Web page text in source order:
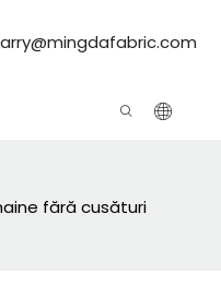
fără cusături